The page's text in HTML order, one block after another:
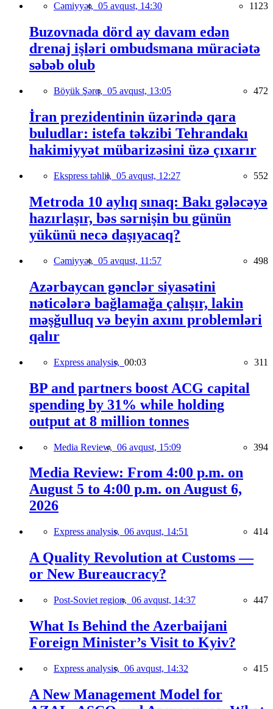
Cəmiyyət, 05 avqust, 14:30 1123
Buzovnada dörd ay davam edən
drenaj işləri ombudsmana müraciətə
səbəb olub
Böyük Şərq, 05 avqust, 13:05 472
İran prezidentinin üzərində qara
buludlar: istefa təkzibi Tehrandakı
hakimiyyət mübarizəsini üzə çıxarır
Ekspress təhlil, 05 avqust, 12:27 552
Metroda 10 aylıq sınaq: Bakı gələcəyə
hazırlaşır, bəs sərnişin bu günün
yükünü necə daşıyacaq?
Cəmiyyət, 05 avqust, 11:57 498
Azərbaycan gənclər siyasətini
nəticələrə bağlamağa çalışır, lakin
məşğulluq və beyin axını problemləri
qalır
Express analysis, 00:03 311
BP and partners boost ACG capital
spending by 31% while holding
output at 8 million tonnes
Media Review, 06 avqust, 15:09 394
Media Review: From 4:00 p.m. on
August 5 to 4:00 p.m. on August 6,
2026
Express analysis, 06 avqust, 14:51 414
A Quality Revolution at Customs —
or New Bureaucracy?
Post-Soviet region, 06 avqust, 14:37 447
What Is Behind the Azerbaijani
Foreign Minister’s Visit to Kyiv?
Express analysis, 06 avqust, 14:32 415
A New Management Model for